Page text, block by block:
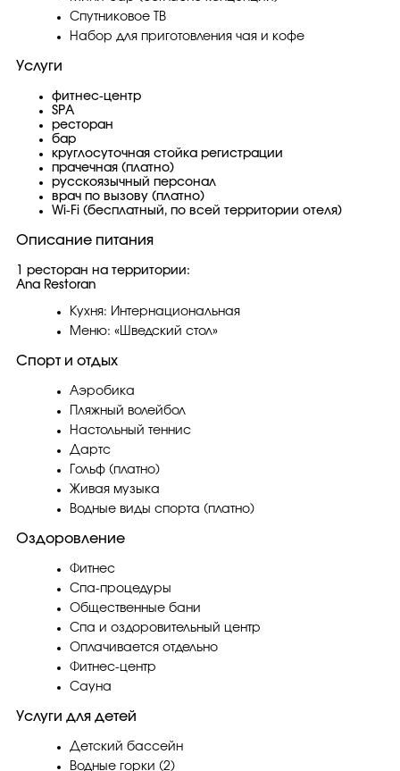
Спутниковое ТВ
Набор для приготовления чая и кофе
Услуги
фитнес-центр
SPA
ресторан
бар
круглосуточная стойка регистрации
прачечная (платно)
русскоязычный персонал
врач по вызову (платно)
Wi-Fi (бесплатный, по всей территории отеля)
Описание питания
1 ресторан на территории:
Ana Restoran
Кухня: Интернациональная
Меню: «Шведский стол»
Спорт и отдых
Аэробика
Пляжный волейбол
Настольный теннис
Дартс
Гольф (платно)
Живая музыка
Водные виды спорта (платно)
Оздоровление
Фитнес
Спа-процедуры
Общественные бани
Спа и оздоровительный центр
Оплачивается отдельно
Фитнес-центр
Сауна
Услуги для детей
Детский бассейн
Водные горки (2)